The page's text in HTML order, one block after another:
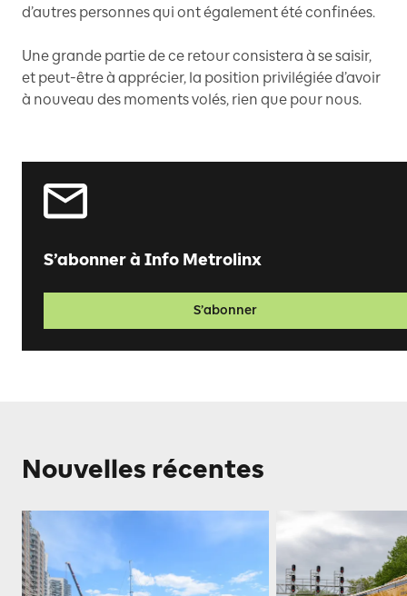
d’autres personnes qui ont également été confinées.
Une grande partie de ce retour consistera à se saisir,
et peut-être à apprécier, la position privilégiée d’avoir
à nouveau des moments volés, rien que pour nous.
S’abonner à Info Metrolinx
S’abonner
Nouvelles récentes